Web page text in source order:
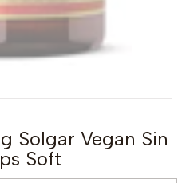
Solgar Vegan Sin
Soft